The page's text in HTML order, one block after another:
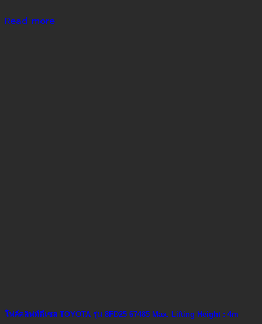
Read more
โฟล์คลิฟท์ดีเซล TOYOTA รุ่น 8FD25 67485 Max. Lifting Height : 4m